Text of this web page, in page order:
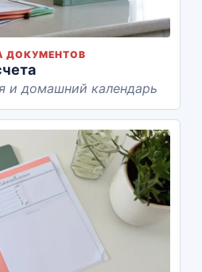
ДОКУМЕНТОВ
и домашний календарь